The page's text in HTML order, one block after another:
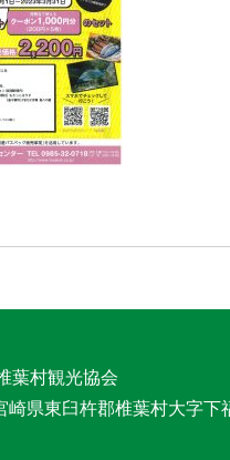
葉村観光協会
県東臼杵郡椎葉村大字下